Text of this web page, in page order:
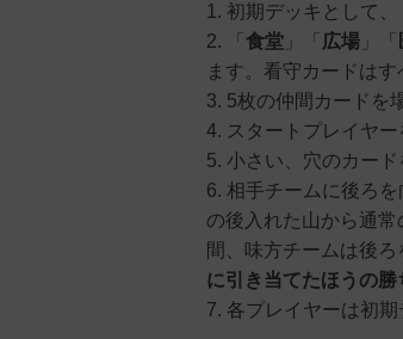
初期デッキとして、
「食堂 」「 広場 」「
ます。看守カードは
5枚の仲間カードを
スタートプレイヤ
小さい、穴のカー
相手チームに後ろ
の後入れた山から通
間、味方チームは後
に引き当てたほうの勝
各プレイヤーは初